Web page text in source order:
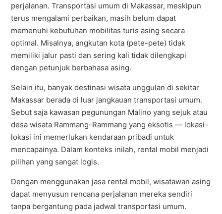
perjalanan. Transportasi umum di Makassar, meskipun
terus mengalami perbaikan, masih belum dapat
memenuhi kebutuhan mobilitas turis asing secara
optimal. Misalnya, angkutan kota (pete-pete) tidak
memiliki jalur pasti dan sering kali tidak dilengkapi
dengan petunjuk berbahasa asing.
Selain itu, banyak destinasi wisata unggulan di sekitar
Makassar berada di luar jangkauan transportasi umum.
Sebut saja kawasan pegunungan Malino yang sejuk atau
desa wisata Rammang-Rammang yang eksotis — lokasi-
lokasi ini memerlukan kendaraan pribadi untuk
mencapainya. Dalam konteks inilah, rental mobil menjadi
pilihan yang sangat logis.
Dengan menggunakan jasa rental mobil, wisatawan asing
dapat menyusun rencana perjalanan mereka sendiri
tanpa bergantung pada jadwal transportasi umum.